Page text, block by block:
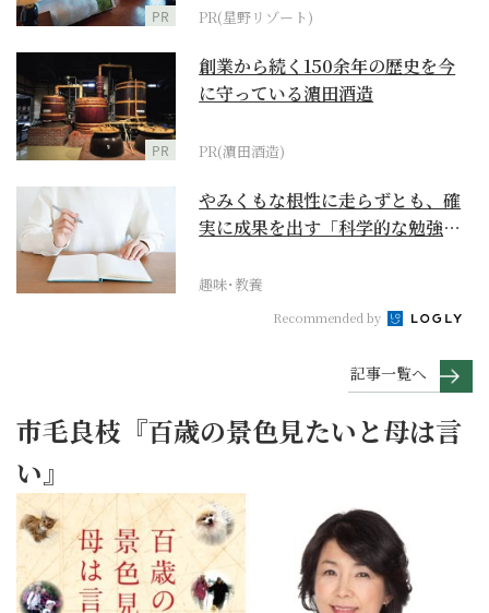
PR PR(星野リゾート)
PR
創業から続く150余年の歴史を今
に守っている濵田酒造
PR(濵田酒造)
やみくもな根性に走らずとも、確
実に成果を出す「科学的な勉強
趣味･教養
Recommended by
記事一覧へ
市毛良枝『百歳の景色見たいと母は言
い』